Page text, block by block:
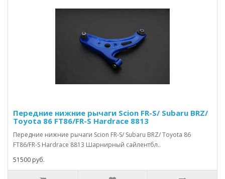
Передние нижние рычаги Scion FR-S/ Subaru BRZ/
Toyota 86 FT86/FR-S Hardrace 8813
Передние нижние рычаги Scion FR-S/ Subaru BRZ/ Toyota 86
FT86/FR-S Hardrace 8813 Шарнирный сайлентбл..
51500 руб.